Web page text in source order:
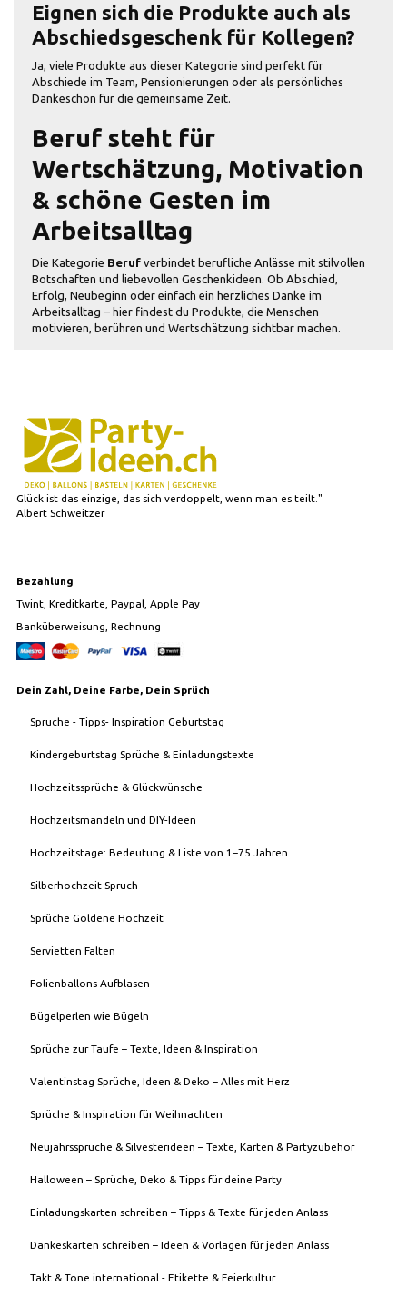
Eignen sich die Produkte auch als
Abschiedsgeschenk für Kollegen?
Ja, viele Produkte aus dieser Kategorie sind perfekt für
Abschiede im Team, Pensionierungen oder als persönliches
Dankeschön für die gemeinsame Zeit.
Beruf steht für
Wertschätzung, Motivation
& schöne Gesten im
Arbeitsalltag
Die Kategorie Beruf verbindet berufliche Anlässe mit stilvollen
Botschaften und liebevollen Geschenkideen. Ob Abschied,
Erfolg, Neubeginn oder einfach ein herzliches Danke im
Arbeitsalltag – hier findest du Produkte, die Menschen
motivieren, berühren und Wertschätzung sichtbar machen.
Glück ist das einzige, das sich verdoppelt, wenn man es teilt."
Albert Schweitzer
Bezahlung
Twint, Kreditkarte, Paypal, Apple Pay
Banküberweisung, Rechnung
Dein Zahl, Deine Farbe, Dein Sprüch
Spruche - Tipps- Inspiration Geburtstag
Kindergeburtstag Sprüche & Einladungstexte
Hochzeitssprüche & Glückwünsche
Hochzeitsmandeln und DIY-Ideen
Hochzeitstage: Bedeutung & Liste von 1–75 Jahren
Silberhochzeit Spruch
Sprüche Goldene Hochzeit
Servietten Falten
Folienballons Aufblasen
Bügelperlen wie Bügeln
Sprüche zur Taufe – Texte, Ideen & Inspiration
Valentinstag Sprüche, Ideen & Deko – Alles mit Herz
Sprüche & Inspiration für Weihnachten
Neujahrssprüche & Silvesterideen – Texte, Karten & Partyzubehör
Halloween – Sprüche, Deko & Tipps für deine Party
Einladungskarten schreiben – Tipps & Texte für jeden Anlass
Dankeskarten schreiben – Ideen & Vorlagen für jeden Anlass
Takt & Tone international - Etikette & Feierkultur